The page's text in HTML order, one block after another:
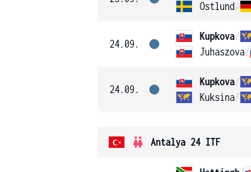
Ostlund/
24.09.
Kupkova/
Juhaszova/
24.09.
Kupkova/
Kuksina/
Antalya 24 ITF